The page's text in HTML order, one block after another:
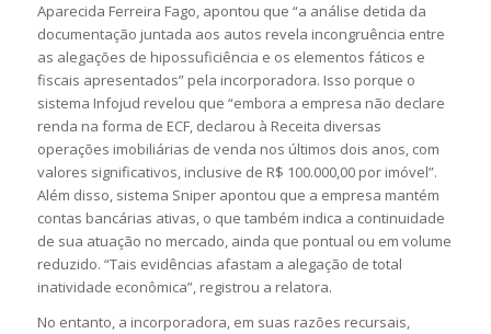
Aparecida Ferreira Fago, apontou que “a análise detida da
documentação juntada aos autos revela incongruência entre
as alegações de hipossuficiência e os elementos fáticos e
fiscais apresentados” pela incorporadora. Isso porque o
sistema Infojud revelou que “embora a empresa não declare
renda na forma de ECF, declarou à Receita diversas
operações imobiliárias de venda nos últimos dois anos, com
valores significativos, inclusive de R$ 100.000,00 por imóvel”.
Além disso, sistema Sniper apontou que a empresa mantém
contas bancárias ativas, o que também indica a continuidade
de sua atuação no mercado, ainda que pontual ou em volume
reduzido. “Tais evidências afastam a alegação de total
inatividade econômica”, registrou a relatora.
No entanto, a incorporadora, em suas razões recursais,